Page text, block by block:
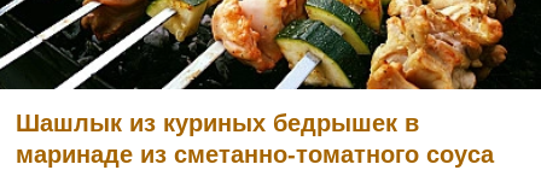
Шашлык из куриных бедрышек в
маринаде из сметанно-томатного соуса